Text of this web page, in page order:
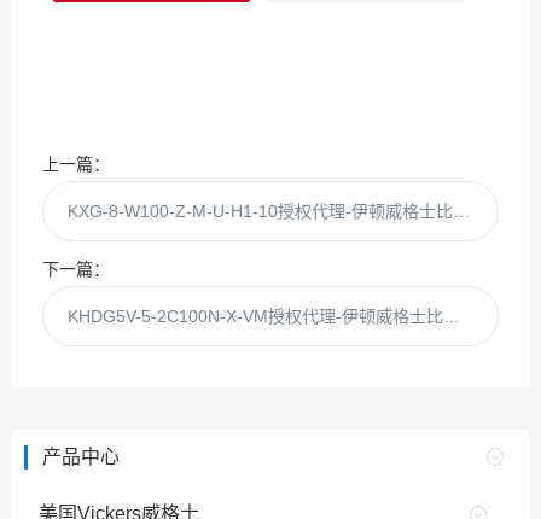
上一篇：
下一篇：
产品中心
美国Vickers威格士